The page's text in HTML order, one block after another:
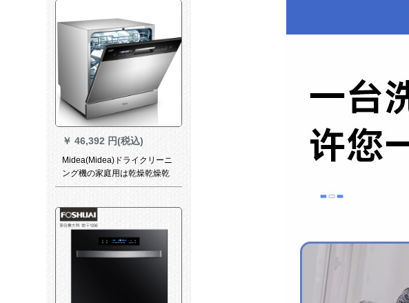
￥ 46,392 円(税込)
Midea(Midea)ドライクリーニ
ング機の家庭用は乾燥乾燥乾
燥乾燥乾燥乾燥乾燥乾燥乾燥
燥乾燥乾燥乾燥乾燥乾燥乾燥
乾燥乾燥乾燥乾燥乾燥乾燥乾
燥乾燥乾燥乾燥乾燥乾燥乾燥
乾燥乾燥乾燥乾燥乾燥してい